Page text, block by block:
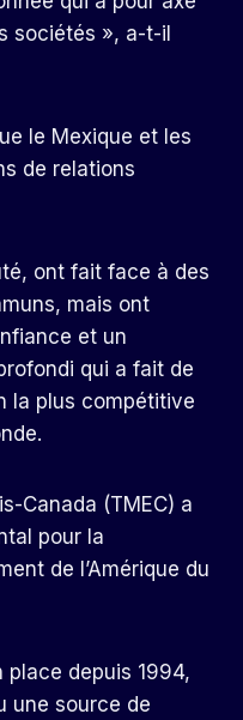
sociétés », a-t-il
le Mexique et les
de relations
ont fait face à des
mais ont
et un
qui a fait de
la plus compétitive
Canada (TMEC) a
pour la
de l’Amérique du
place depuis 1994,
une source de